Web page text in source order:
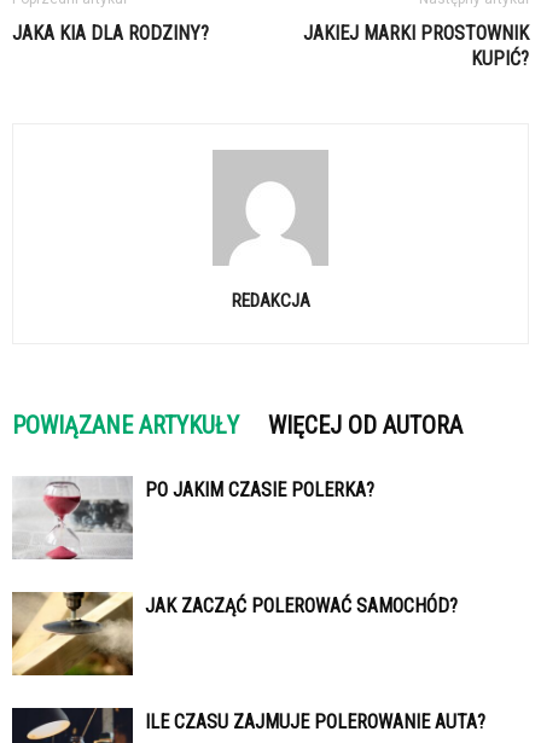
JAKA KIA DLA RODZINY?
JAKIEJ MARKI PROSTOWNIK
KUPIĆ?
REDAKCJA
POWIĄZANE ARTYKUŁY WIĘCEJ OD AUTORA
PO JAKIM CZASIE POLERKA?
JAK ZACZĄĆ POLEROWAĆ SAMOCHÓD?
ILE CZASU ZAJMUJE POLEROWANIE AUTA?